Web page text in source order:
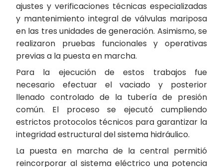
ajustes y verificaciones técnicas especializadas
y mantenimiento integral de válvulas mariposa
en las tres unidades de generación. Asimismo, se
realizaron pruebas funcionales y operativas
previas a la puesta en marcha.
Para la ejecución de estos trabajos fue
necesario efectuar el vaciado y posterior
llenado controlado de la tubería de presión
común. El proceso se ejecutó cumpliendo
estrictos protocolos técnicos para garantizar la
integridad estructural del sistema hidráulico.
La puesta en marcha de la central permitió
reincorporar al sistema eléctrico una potencia